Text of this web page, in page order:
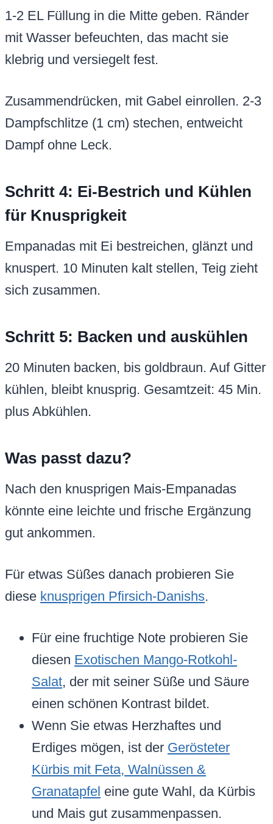
1-2 EL Füllung in die Mitte geben. Ränder
mit Wasser befeuchten, das macht sie
klebrig und versiegelt fest.
Zusammendrücken, mit Gabel einrollen. 2-3
Dampfschlitze (1 cm) stechen, entweicht
Dampf ohne Leck.
Schritt 4: Ei-Bestrich und Kühlen
für Knusprigkeit
Empanadas mit Ei bestreichen, glänzt und
knuspert. 10 Minuten kalt stellen, Teig zieht
sich zusammen.
Schritt 5: Backen und auskühlen
20 Minuten backen, bis goldbraun. Auf Gitter
kühlen, bleibt knusprig. Gesamtzeit: 45 Min.
plus Abkühlen.
Was passt dazu?
Nach den knusprigen Mais-Empanadas
könnte eine leichte und frische Ergänzung
gut ankommen.
Für etwas Süßes danach probieren Sie
diese knusprigen Pfirsich-Danishs.
Für eine fruchtige Note probieren Sie
diesen Exotischen Mango-Rotkohl-
Salat, der mit seiner Süße und Säure
einen schönen Kontrast bildet.
Wenn Sie etwas Herzhaftes und
Erdiges mögen, ist der Gerösteter
Kürbis mit Feta, Walnüssen &
Granatapfel eine gute Wahl, da Kürbis
und Mais gut zusammenpassen.